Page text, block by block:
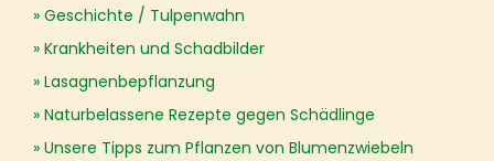
Geschichte / Tulpenwahn
Krankheiten und Schadbilder
Lasagnenbepflanzung
Naturbelassene Rezepte gegen Schädlinge
Unsere Tipps zum Pflanzen von Blumenzwiebeln